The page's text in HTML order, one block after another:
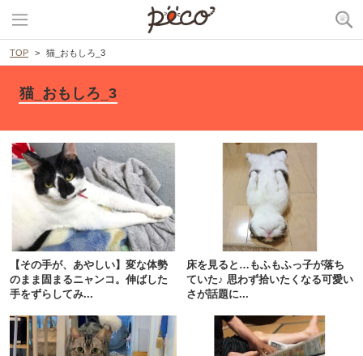
TOP 猫_おもしろ_3
猫_おもしろ_3
【その手が、あやしい】変な体勢
のまま固まるニャンコ。伸ばした
手をずらしてみ...
床を見ると…もふもふっ子が落ち
ていた♪ 思わず拾いたくなる可愛い
さが話題に...
アプリで開く